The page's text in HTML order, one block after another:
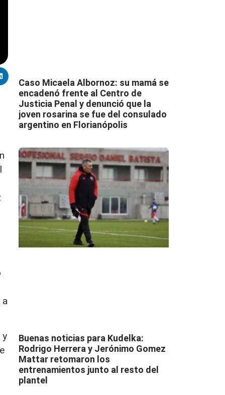
a
y
Caso Micaela Albornoz: su mamá se
encadenó frente al Centro de
Justicia Penal y denunció que la
joven rosarina se fue del consulado
argentino en Florianópolis
Buenas noticias para Kudelka:
Rodrigo Herrera y Jerónimo Gomez
Mattar retomaron los
entrenamientos junto al resto del
plantel